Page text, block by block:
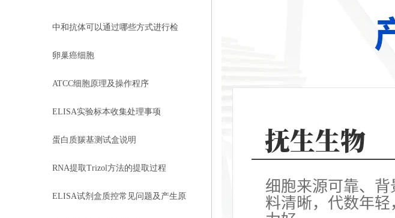
中和抗体可以通过哪些方式进行检
测？
卵巢癌细胞
ATCC细胞原理及操作程序
ELISA实验标本收集处理事项
蛋白质羰基测试盒说明
RNA提取Trizol方法的提取过程
ELISA试剂盒质控常见问题及产生原